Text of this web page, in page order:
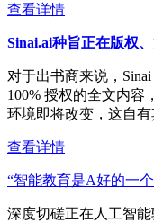
查看详情
Sinai.ai种旨正在版权
对于出书商来说，
100% 授权的全文内容
环境即将改变，这自
查看详情
“智能教育是A好的一
深度切磋正在人工智